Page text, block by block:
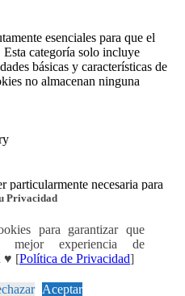
Privacidad
para garantizar que
mejor experiencia de
♥ [Política de Privacidad]
Aceptar
esenciales para que el
categoría solo incluye
básicas y características de
no almacenan ninguna
particularmente necesaria para
específicamente para recopilar
de análisis, anuncios y otros
cookie no necesaria.